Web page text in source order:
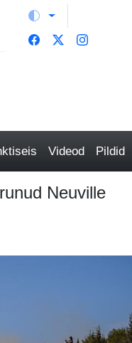
Videod Pildid
Neuville